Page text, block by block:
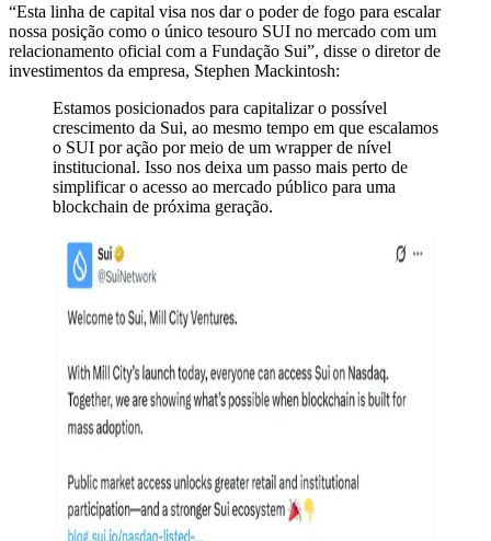
“Esta linha de capital visa nos dar o poder de fogo para escalar
nossa posição como o único tesouro SUI no mercado com um
relacionamento oficial com a Fundação Sui”, disse o diretor de
investimentos da empresa, Stephen Mackintosh:
Estamos posicionados para capitalizar o possível
crescimento da Sui, ao mesmo tempo em que escalamos
o SUI por ação por meio de um wrapper de nível
institucional. Isso nos deixa um passo mais perto de
simplificar o acesso ao mercado público para uma
blockchain de próxima geração.